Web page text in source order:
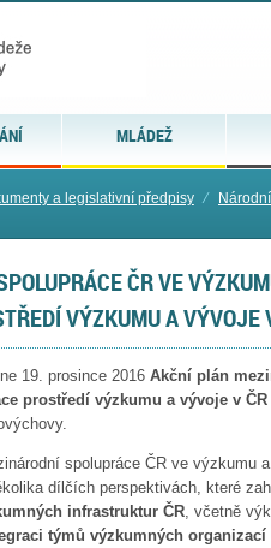
MLÁDEŽ
a legislativní předpisy ⁄
ČR VE
VÝZKUMU A
19. prosince 2016 Akční plán
prostředí výzkumu a vývoje v ČR
spolupráce ČR ve výzkumu
dílčích perspektivách, které
infrastruktur ČR, včetně
týmů výzkumných